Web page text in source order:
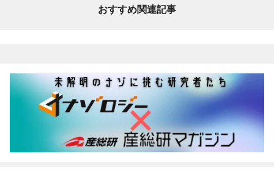
おすすめ関連記事